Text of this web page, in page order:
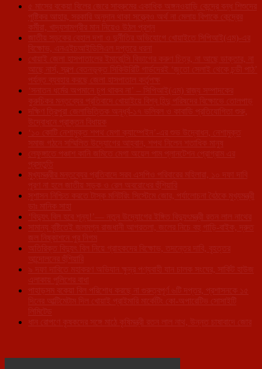
৫ মাসের বকেয়া বিলের জেরে সাব্রুমের একাধিক অঙ্গনওয়াড়ি কেন্দ্রে বন্ধ শিশুদের
পুষ্টিকর আহার, সরকারি অনুদান থাকা সত্ত্বেও অর্থ না মেলায় বিপাকে কেন্দ্রের
কর্মীরা, খাদ্যসামগ্রীর মান নিয়েও উঠল প্রশ্ন
জাতীয় সড়কের বেহাল দশা ও দুর্নীতির অভিযোগে খোয়াইতে সিপিআই(এম)-এর
বিক্ষোভ, এনএইচআইডিসিএল দপ্তরে ধরনা
খোয়াই জেলা হাসপাতালের ইমার্জেন্সি বিভাগের করুণ চিত্র, না আছে ডাক্তার, না
আছে নার্স, স্বল্প বেতনভূক্ত সিকিউরিটি গার্ডদেরই ‘জুতো সেলাই থেকে চন্ডী পাঠ’
পর্যন্ত ব্যবহার করছে জেলা হাসপাতাল কর্তৃপক্ষ
‘সনাতন ধর্মের অপমানে চুপ থাকব না’ – সিপিআই(এম) রাজ্য সম্পাদকের
কুরুচিকর মন্তব্যের প্রতিবাদে খোয়াইয়ে বিশ্ব হিন্দু পরিষদের বিক্ষোভে তোলপাড়
দক্ষিণ ত্রিপুরা জেলাভিত্তিক অনূর্ধ্ব-১৭ ভলিবল ও কাবাডি প্রতিযোগিতা শুরু,
উদ্বোধনে প্রাক্তন বিধায়ক
‘১০ কোটি নেশামুক্ত শপথ মেগা ক্যাম্পেইন’-এর শুভ উদ্বোধন, নেশামুক্ত
সমাজ গঠনে সম্মিলিত উদ্যোগের আহ্বান, শপথ নিলেন শতাধিক মানুষ
লেফুঙ্গাতে পঞ্চাশ কানি জমিতে মেগা অয়েল পাম প্লানটেশন প্রোগ্রাম এর
প্রস্তুতি
মুখ্যমন্ত্রীর মন্তব্যের প্রতিবাদে সরব এসপিও পরিবারের মহিলারা, ১০ দফা দাবি
পূরণ না হলে জাতীয় সড়ক ও রেল অবরোধের হুঁশিয়ারি
সুশাসন নিশ্চিত করতে টাস্ক মনিটরিং সিস্টেমে জোর, পর্যালোচনা বৈঠকে মুখ্যমন্ত্রী
ডাঃ মানিক সাহা
‘বিদ্যুৎ বিল হবে শূন্য!’— নতুন উদ্যোগের ইঙ্গিত বিদ্যুৎমন্ত্রী রতন লাল নাথের
সামান্য বৃষ্টিতেই জলমগ্ন রাজধানী আগরতলা, জলের নিচে বহু গাড়ি-বাইক, দ্রুত
জল নিষ্কাশনে পুর নিগম
অতিরিক্ত বিদ্যুৎ বিল নিয়ে গ্রাহকদের বিক্ষোভ, তদন্তের দাবি, বৃহত্তর
আন্দোলনের হুঁশিয়ারি
৯ দফা দাবিতে মহাকরণ অভিযান ক্ষুদ্র পণ্যবাহী যান চালক সংঘের, সার্কিট হাউজ
এলাকায় পুলিশের বাধা
পাহাড়সম বকেয়া বিল পরিশোধ করছে না গুরুত্বপূর্ণ ৬টি দপ্তর, প্রশাসনকে ১৫
দিনের আল্টিমেটাম দিল খোয়াই প্রাইমারি মার্কেটিং কো-অপারেটিভ সোসাইটি
লিমিটেড
ধান রোপণে কৃষকদের সঙ্গে মাঠে কৃষিমন্ত্রী রতন লাল নাথ, উন্নত চাষাবাদে জোর